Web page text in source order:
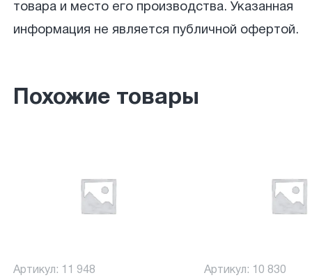
товара и место его производства. Указанная
информация не является публичной офертой.
Похожие товары
Артикул: 11 948 Артикул: 10 830